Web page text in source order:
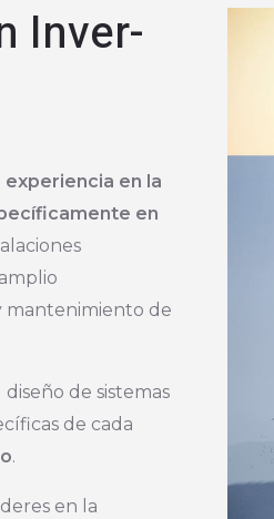
Inver-
experiencia en la
en
mantenimiento de
de sistemas
de cada
.
en la